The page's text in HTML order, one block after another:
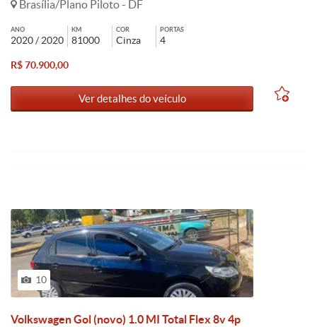
Brasília/Plano Piloto - DF
ANO
2020 / 2020
KM
81000
COR
Cinza
PORTAS
4
R$ 70.900,00
Ver detalhes do veículo
10
Volkswagen Gol (novo) 1.0 MI Total Flex 8v 4p